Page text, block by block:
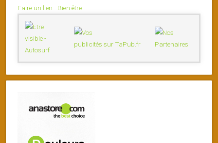
Faire un lien - Bien être